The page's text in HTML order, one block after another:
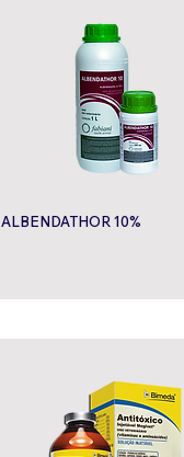
ALBENDATHOR 10%